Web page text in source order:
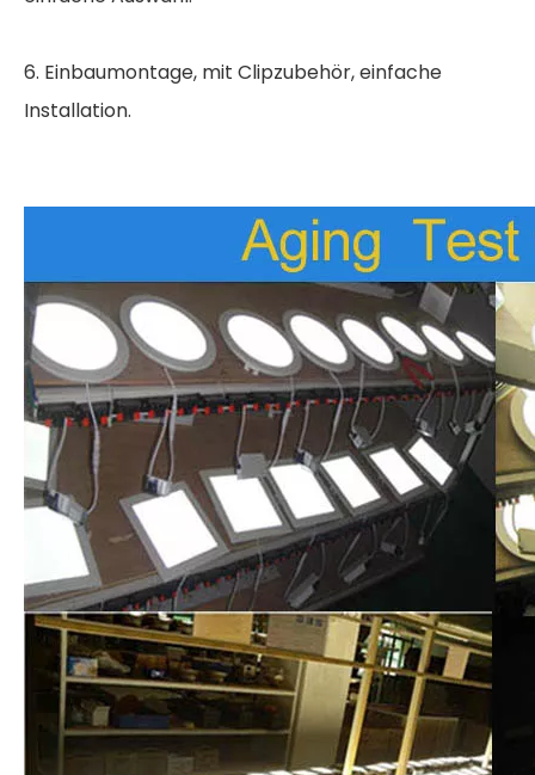
6. Einbaumontage, mit Clipzubehör, einfache
Installation.